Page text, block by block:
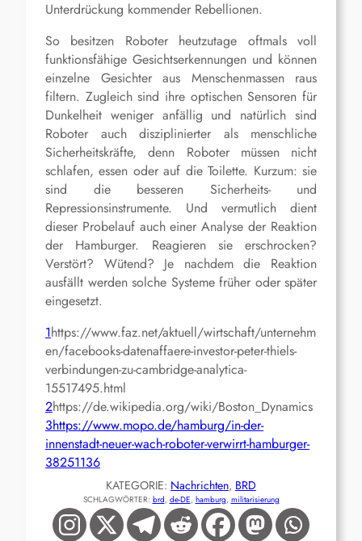
Unterdrückung kommender Rebellionen.
So besitzen Roboter heutzutage oftmals voll
funktionsfähige Gesichtserkennungen und können
einzelne Gesichter aus Menschenmassen raus
filtern. Zugleich sind ihre optischen Sensoren für
Dunkelheit weniger anfällig und natürlich sind
Roboter auch disziplinierter als menschliche
Sicherheitskräfte, denn Roboter müssen nicht
schlafen, essen oder auf die Toilette. Kurzum: sie
sind die besseren Sicherheits- und
Repressionsinstrumente. Und vermutlich dient
dieser Probelauf auch einer Analyse der Reaktion
der Hamburger. Reagieren sie erschrocken?
Verstört? Wütend? Je nachdem die Reaktion
ausfällt werden solche Systeme früher oder später
eingesetzt.
1https://www.faz.net/aktuell/wirtschaft/unternehm
en/facebooks-datenaffaere-investor-peter-thiels-
verbindungen-zu-cambridge-analytica-
15517495.html
2https://de.wikipedia.org/wiki/Boston_Dynamics
3https://www.mopo.de/hamburg/in-der-
innenstadt-neuer-wach-roboter-verwirrt-hamburger-
38251136
KATEGORIE: Nachrichten, BRD
SCHLAGWÖRTER: brd, de-DE, hamburg, militarisierung